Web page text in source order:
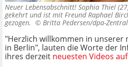
Neuer Lebensabschnitt! Sophia Thiel
gekehrt und ist mit Freund Raphael
gezogen. © Britta Pedersen/dpa-
"Herzlich willkommen in unserer
in Berlin", lauten die Worte der
ihres derzeit neuesten Videos